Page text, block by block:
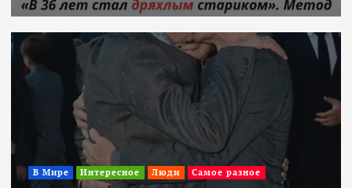
В Мире Интересное Люди Самое разное